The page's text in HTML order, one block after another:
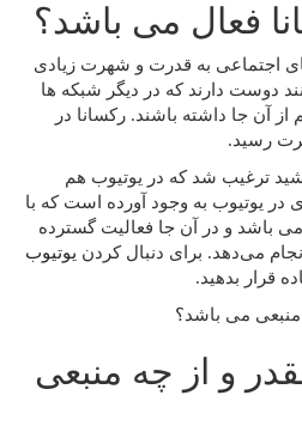
فعال می باشد؟
اجتماعی به قدرت و شهرت زیادی
دوست دارند که در دیگر شبکه‌ ها
آن جا داشته باشند. رکسانا در
رسید.
ترغیب شد که در یوتیوب هم
در یوتیوب به وجود آورده است که با
باشد و در آن جا فعالیت گسترده‌
می‌دهد. برای دنبال کردن یوتیوب
قرار بدهید.
و از چه منبعی